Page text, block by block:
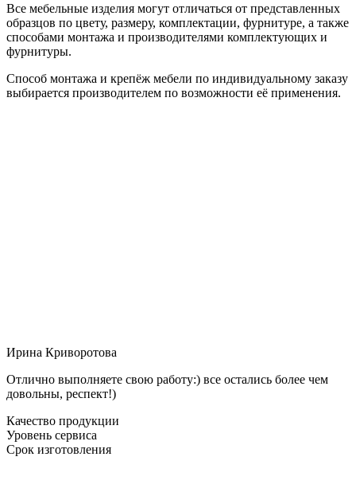
Все мебельные изделия могут отличаться от представленных
образцов по цвету, размеру, комплектации, фурнитуре, а также
способами монтажа и производителями комплектующих и
фурнитуры.
Способ монтажа и крепёж мебели по индивидуальному заказу
выбирается производителем по возможности её применения.
Ирина Криворотова
Отлично выполняете свою работу:) все остались более чем
довольны, респект!)
Качество продукции
Уровень сервиса
Срок изготовления